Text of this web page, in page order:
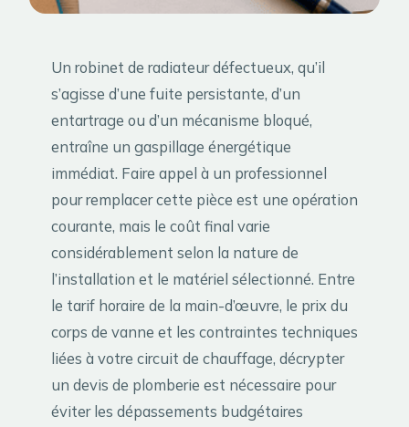
Un robinet de radiateur défectueux, qu’il
s’agisse d’une fuite persistante, d’un
entartrage ou d’un mécanisme bloqué,
entraîne un gaspillage énergétique
immédiat. Faire appel à un professionnel
pour remplacer cette pièce est une opération
courante, mais le coût final varie
considérablement selon la nature de
l’installation et le matériel sélectionné. Entre
le tarif horaire de la main-d’œuvre, le prix du
corps de vanne et les contraintes techniques
liées à votre circuit de chauffage, décrypter
un devis de plomberie est nécessaire pour
éviter les dépassements budgétaires